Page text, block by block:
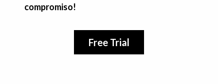
compromiso!
Free Trial